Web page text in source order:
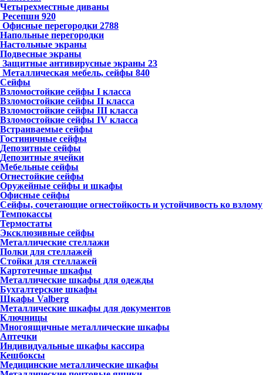
Четырехместные диваны
Ресепшн 920
Офисные перегородки 2788
Напольные перегородки
Настольные экраны
Подвесные экраны
Защитные антивирусные экраны 23
Металлическая мебель, сейфы 840
Сейфы
Взломостойкие сейфы I класса
Взломостойкие сейфы II класса
Взломостойкие сейфы III класса
Взломостойкие сейфы IV класса
Встраиваемые сейфы
Гостиничные сейфы
Депозитные сейфы
Депозитные ячейки
Мебельные сейфы
Огнестойкие сейфы
Оружейные сейфы и шкафы
Офисные сейфы
Сейфы, сочетающие огнестойкость и устойчивость ко взлому
Темпокассы
Термостаты
Эксклюзивные сейфы
Металлические стеллажи
Полки для стеллажей
Стойки для стеллажей
Картотечные шкафы
Металлические шкафы для одежды
Бухгалтерские шкафы
Шкафы Valberg
Металлические шкафы для документов
Ключницы
Многоящичные металлические шкафы
Аптечки
Индивидуальные шкафы кассира
Кешбоксы
Медицинские металлические шкафы